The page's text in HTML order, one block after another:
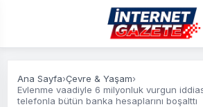
Ana Sayfa›Çevre & Yaşam›
Evlenme vaadiyle 6 milyonluk vurgun
telefonla bütün banka hesaplarını boşalttı